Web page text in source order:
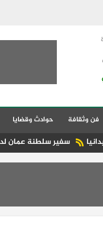
فن وثقافة حوادث وقضايا
سلطنة عمان لدى مصر يبحث